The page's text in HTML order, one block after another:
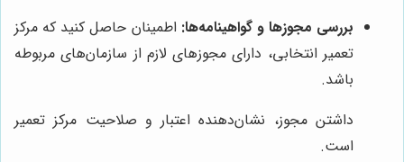
بررسی مجوزها و گواهینامه‌ها: اطمینان حاصل کنید که مرکز
تعمیر انتخابی، دارای مجوزهای لازم از سازمان‌های مربوطه
باشد.
داشتن مجوز، نشان‌دهنده اعتبار و صلاحیت مرکز تعمیر
است.